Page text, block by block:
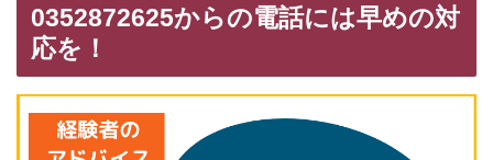
0352872625からの電話には早めの対
応を！